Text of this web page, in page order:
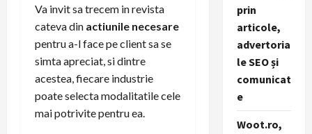
Va invit sa trecem in revista
cateva din actiunile necesare
pentru a-l face pe client sa se
simta apreciat, si dintre
acestea, fiecare industrie
poate selecta modalitatile cele
mai potrivite pentru ea.
prin
articole,
advertoria
le SEO și
comunicat
e
Woot.ro,